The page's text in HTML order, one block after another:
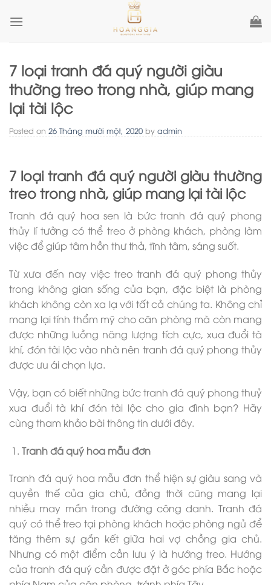
7 loại tranh đá quý người giàu
thường treo trong nhà, giúp mang
lại tài lộc
Posted on 26 Tháng mười một, 2020 by admin
7 loại tranh đá quý người giàu thường
treo trong nhà, giúp mang lại tài lộc
Tranh đá quý hoa sen là bức tranh đá quý phong
thủy lí tưởng có thể treo ở phòng khách, phòng làm
việc để giúp tâm hồn thư thả, tĩnh tâm, sáng suốt.
Từ xưa đến nay việc treo tranh đá quý phong thủy
trong không gian sống của bạn, đặc biệt là phòng
khách không còn xa lạ với tất cả chúng ta. Không chỉ
mang lại tính thẩm mỹ cho căn phòng mà còn mang
được những luồng năng lượng tích cực, xua đuổi tà
khí, đón tài lộc vào nhà nên tranh đá quý phong thủy
được ưu ái chọn lựa.
Vậy, bạn có biết những bức tranh đá quý phong thuỷ
xua đuổi tà khí đón tài lộc cho gia đình bạn? Hãy
cùng tham khảo bài thông tin dưới đây.
Tranh đá quý hoa mẫu đơn
Tranh đá quý hoa mẫu đơn thể hiện sự giàu sang và
quyền thế của gia chủ, đồng thời cũng mang lại
nhiều may mắn trong đường công danh. Tranh đá
quý có thể treo tại phòng khách hoặc phòng ngủ để
tăng thêm sự gắn kết giữa hai vợ chồng gia chủ.
Nhưng có một điểm cần lưu ý là hướng treo. Hướng
của tranh đá quý cần được đặt ở góc phía Bắc hoặc